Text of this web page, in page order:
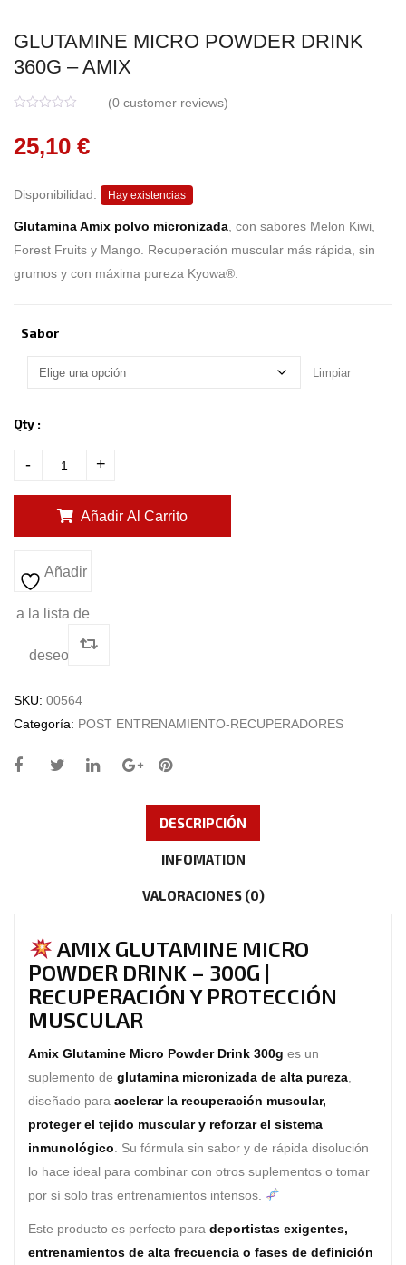
GLUTAMINE MICRO POWDER DRINK
360G – AMIX
u
t
b
a
e
o
c
u
m
g
(0 customer reviews)
25,10 €
Disponibilidad: Hay existencias
Glutamina Amix polvo micronizada , con sabores Melon Kiwi,
Forest Fruits y Mango. Recuperación muscular más rápida, sin
grumos y con máxima pureza Kyowa®.
Sabor
Limpiar
Qty :
- +
Añadir Al Carrito
Añadir
a la lista de
deseos
SKU: 00564
Categoría: POST ENTRENAMIENTO-RECUPERADORES
DESCRIPCIÓN
INFOMATION
VALORACIONES (0)
AMIX GLUTAMINE MICRO
POWDER DRINK – 300G |
RECUPERACIÓN Y PROTECCIÓN
MUSCULAR
Amix Glutamine Micro Powder Drink 300g es un
suplemento de glutamina micronizada de alta pureza
diseñado para acelerar la recuperación muscular,
proteger el tejido muscular y reforzar el sistema
inmunológico . Su fórmula sin sabor y de rápida disolución
lo hace ideal para combinar con otros suplementos o tomar
por sí solo tras entrenamientos intensos.
Este producto es perfecto para deportistas exigentes,
entrenamientos de alta frecuencia o fases de definición